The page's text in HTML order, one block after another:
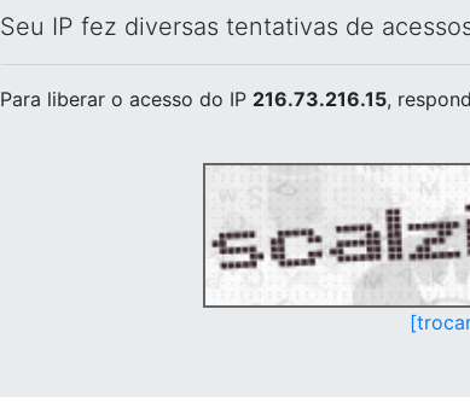
Seu IP fez diversas tentativas de
Para liberar o acesso do IP 216.73.216.15,